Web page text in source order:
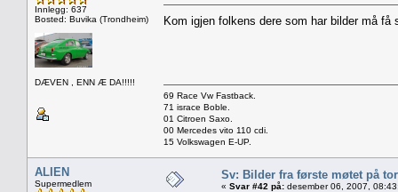
Innlegg: 637
Bosted: Buvika (Trondheim)
DÆVEN , ENN Æ DA!!!!!
Kom igjen folkens dere som har bilder må
69 Race Vw Fastback.
71 israce Boble.
01 Citroen Saxo.
00 Mercedes vito 110 cdi.
15 Volkswagen E-UP.
ALIEN
Supermedlem
Sv: Bilder fra første møtet på
« Svar #42 på: desember 06, 2007,